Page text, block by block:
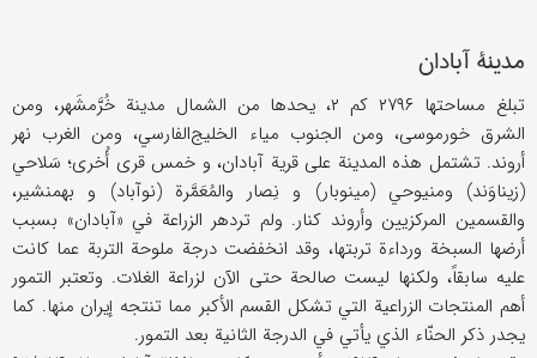
مدینة آبادان
تبلغ مساحتها ۲۷۹۶ کم ۲، یحدها من الشمال مدینة خُرَّمشَهر، ومن
الشرق خورموسی، ومن الجنوب میاء الخلیج‌الفارسي، ومن الغرب نهر
أروند. تشتمل هذه المدینة علی قریة آبادان، و خمس قری أُخری؛ سَلاحي
(زیناوَند) ومنیوحي (مینوبار) و نِصار والمُعَمَّرة (نوآباد) و بهمنشیر،
والقسمین المرکزیین وأروند کنار. ولم تردهر الزراعة في «آبادان» بسبب
أرضها السبخة ورداءة تربتها، وقد انخفضت درجة ملوحة التربة عما کانت
علیه سابقاً، ولکنها لیست صالحة حتی الآن لزراعة الغلات. وتعتبر التمور
أهم المنتجات الزراعیة التي تشکل القسم الأکبر مما تنتجه إیران منها. کما
یجدر ذکر الحنّاء الذي یأتي في الدرجة الثانیة بعد التمور.